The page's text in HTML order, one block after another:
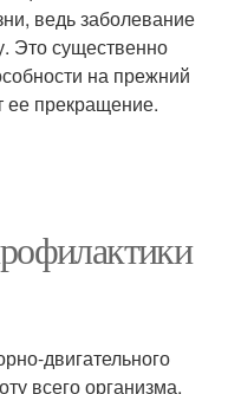
ведь заболевание
Это существенно
на прежний
ее прекращение.
двигательного
всего организма,